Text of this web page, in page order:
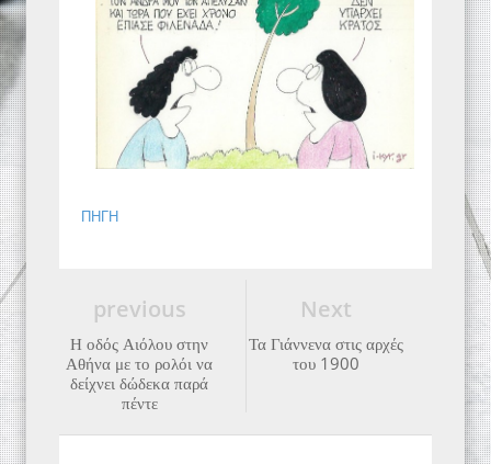
ΠΗΓΗ
Next
Τα Γιάννενα στις αρχές
του 1900
previous
Η οδός Αιόλου στην
Αθήνα με το ρολόι να
δείχνει δώδεκα παρά
πέντε